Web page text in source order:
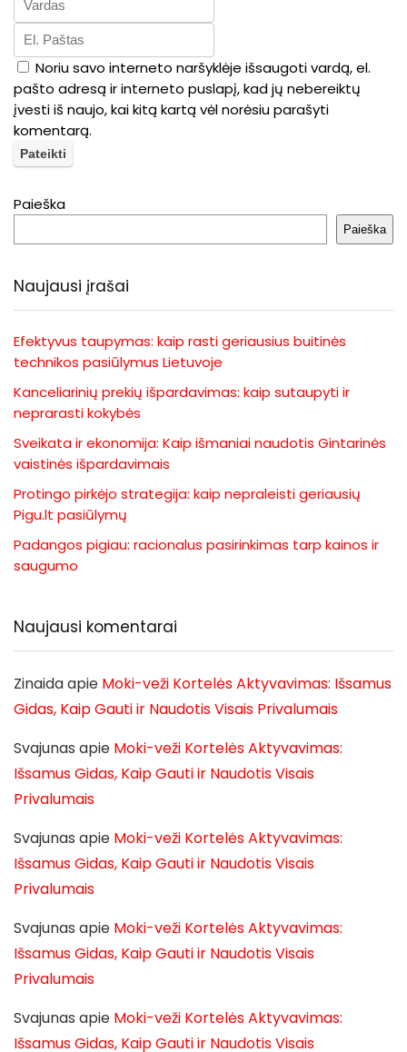
Noriu savo interneto naršyklėje išsaugoti vardą, el.
pašto adresą ir interneto puslapį, kad jų nebereiktų
įvesti iš naujo, kai kitą kartą vėl norėsiu parašyti
komentarą.
Paieška
Paieška
Naujausi įrašai
Efektyvus taupymas: kaip rasti geriausius buitinės
technikos pasiūlymus Lietuvoje
Kanceliarinių prekių išpardavimas: kaip sutaupyti ir
neprarasti kokybės
Sveikata ir ekonomija: Kaip išmaniai naudotis Gintarinės
vaistinės išpardavimais
Protingo pirkėjo strategija: kaip nepraleisti geriausių
Pigu.lt pasiūlymų
Padangos pigiau: racionalus pasirinkimas tarp kainos ir
saugumo
Naujausi komentarai
Zinaidaapie Moki-veži Kortelės Aktyvavimas: Išsamus
Gidas, Kaip Gauti ir Naudotis Visais Privalumais
Svajunas apie Moki-veži Kortelės Aktyvavimas:
Išsamus Gidas, Kaip Gauti ir Naudotis Visais
Privalumais
Svajunas apie Moki-veži Kortelės Aktyvavimas:
Išsamus Gidas, Kaip Gauti ir Naudotis Visais
Privalumais
Svajunas apie Moki-veži Kortelės Aktyvavimas:
Išsamus Gidas, Kaip Gauti ir Naudotis Visais
Privalumais
Svajunas apie Moki-veži Kortelės Aktyvavimas:
Išsamus Gidas, Kaip Gauti ir Naudotis Visais